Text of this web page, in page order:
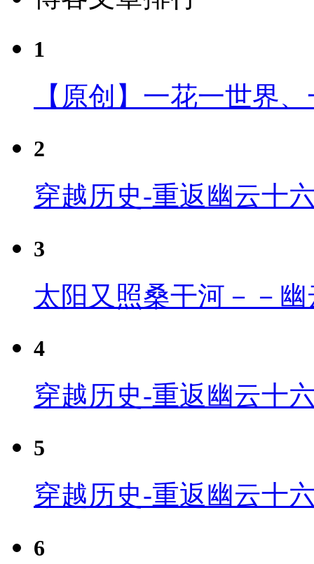
1
【原创】一花一世界
2
穿越历史-重返幽云十
3
太阳又照桑干河－－
4
穿越历史-重返幽云十
5
穿越历史-重返幽云十
6